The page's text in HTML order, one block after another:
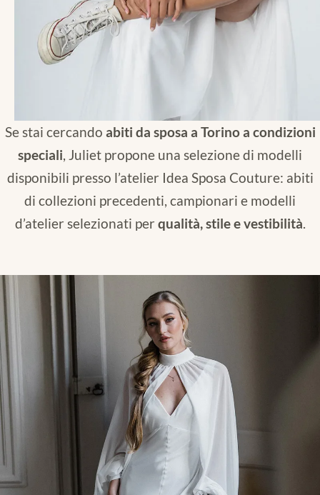
Se stai cercando abiti da sposa a Torino a condizioni
speciali, Juliet propone una selezione di modelli
disponibili presso l’atelier Idea Sposa Couture: abiti
di collezioni precedenti, campionari e modelli
d’atelier selezionati per qualità, stile e vestibilità.